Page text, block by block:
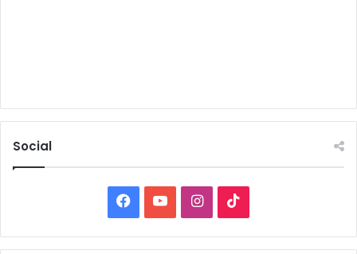
Social
Facebook
YouTubeInstagram